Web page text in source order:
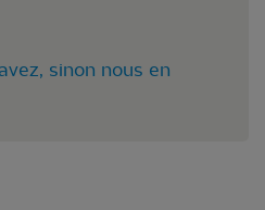
sinon nous en